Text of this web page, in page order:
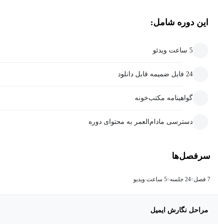
این دوره شامل:
5 ساعت ویدئو
24 فایل ضمیمه قابل دانلود
گواهینامه مکتب‌خونه
دسترسی مادام‌العمر به محتوای دوره
سرفصل‌ها
7 فصل 24 جلسه 5 ساعت ویدیو
مراحل نگارش ایمیل